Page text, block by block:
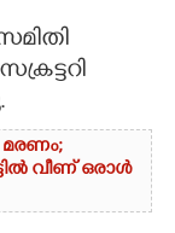
മരണം;
വീണ് ഒരാൾ